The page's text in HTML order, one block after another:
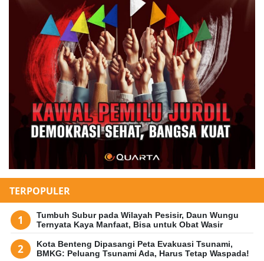
TERPOPULER
Tumbuh Subur pada Wilayah Pesisir, Daun Wungu
Ternyata Kaya Manfaat, Bisa untuk Obat Wasir
Kota Benteng Dipasangi Peta Evakuasi Tsunami,
BMKG: Peluang Tsunami Ada, Harus Tetap Waspada!